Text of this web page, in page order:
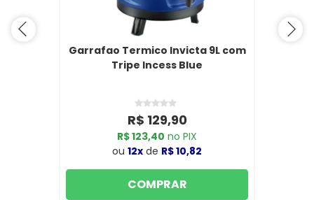
Garrafao Termico Invicta 9L com
Tripe Incess Blue
R$ 129,90
R$ 123,40 no PIX
ou 12x de R$ 10,82
COMPRAR